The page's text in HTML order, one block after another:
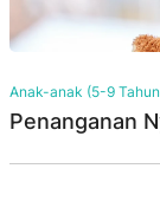
Anak-anak (5-9
Penanganan